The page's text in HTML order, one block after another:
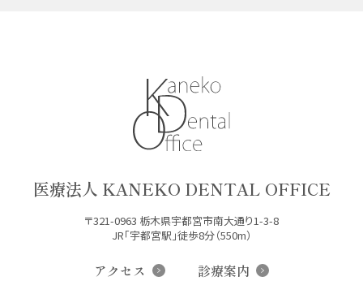
医療法人 KANEKO DENTAL OFFICE
〒321-0963 栃木県宇都宮市南大通り1-3-8
JR「宇都宮駅」徒歩8分（550m）
アクセス 診療案内